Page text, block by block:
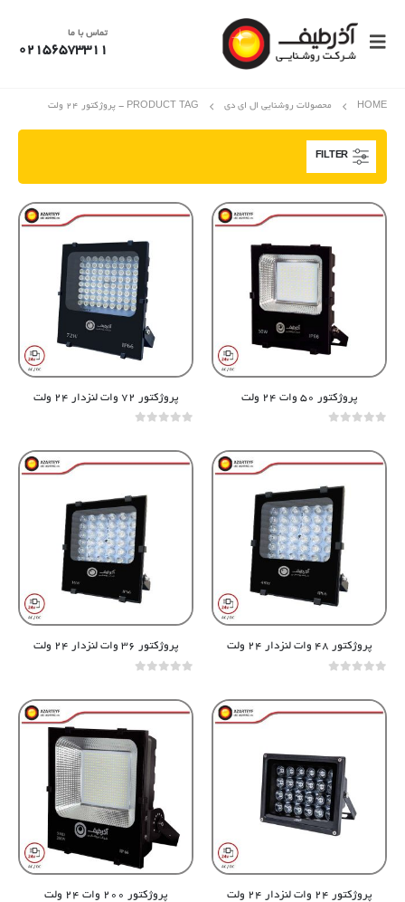
تماس با ما
02156573311
HOME محصولات روشنایی ال ای دی PRODUCT TAG - پروژکتور 24 ولت
FILTER
پروژکتور ۵۰ وات ۲۴ ولت پروژکتور ۷۲ وات لنزدار ۲۴ ولت
پروژکتور ۴۸ وات لنزدار ۲۴ ولت پروژکتور ۳۶ وات لنزدار ۲۴ ولت
پروژکتور ۲۴ وات لنزدار ۲۴ ولت پروژکتور ۲۰۰ وات ۲۴ ولت